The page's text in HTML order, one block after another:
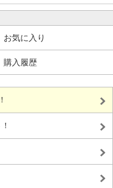
お気に入り
購入履歴